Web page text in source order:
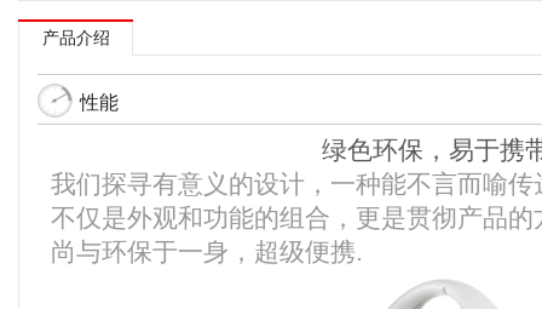
产品介绍
性能
绿色环保，易于携
我们探寻有意义的设计，一种能不言而喻
不仅是外观和功能的组合，更是贯彻产品
尚与环保于一身，超级便携.